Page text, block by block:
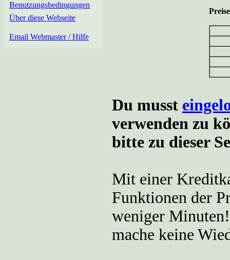
Benutzungsbedingungen
Über diese Webseite
Email Webmaster / Hilfe
Du musst
verwenden zu
bitte zu dieser
Mit einer
Funktionen der
weniger
mache keine